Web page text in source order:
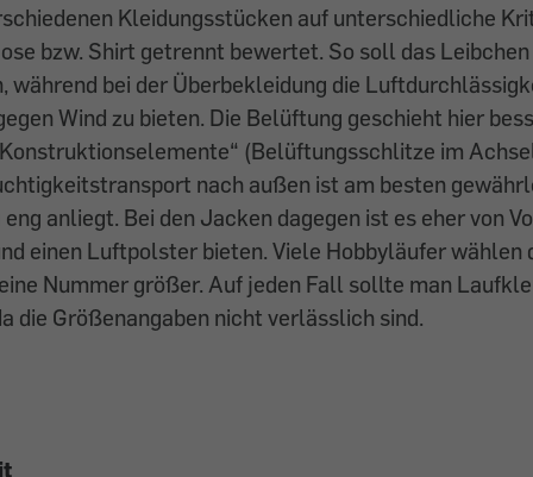
Kleidungsstücken auf unterschiedliche
bzw. Shirt getrennt bewertet. So soll das
während bei der Überbekleidung die
Wind zu bieten. Die Belüftung geschieht hier
(Belüftungsschlitze im
nach außen ist am besten
anliegt. Bei den Jacken dagegen ist es eher von
einen Luftpolster bieten. Viele Hobbyläufer wählen
Nummer größer. Auf jeden Fall sollte man
die Größenangaben nicht verlässlich sind.